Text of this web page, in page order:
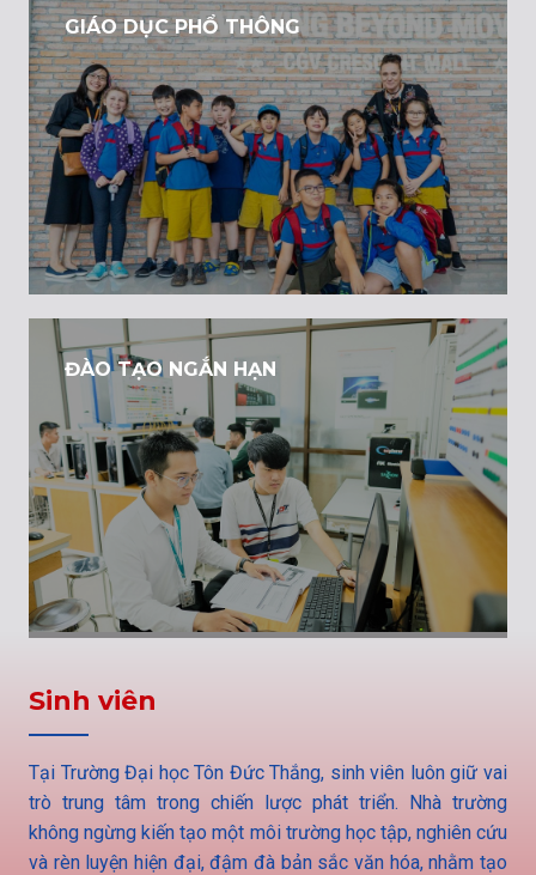
GIÁO DỤC PHỔ THÔNG
ĐÀO TẠO NGẮN HẠN
Sinh viên
Tại Trường Đại học Tôn Đức Thắng, sinh viên luôn giữ vai
trò trung tâm trong chiến lược phát triển. Nhà trường
không ngừng kiến tạo một môi trường học tập, nghiên cứu
và rèn luyện hiện đại, đậm đà bản sắc văn hóa, nhằm tạo